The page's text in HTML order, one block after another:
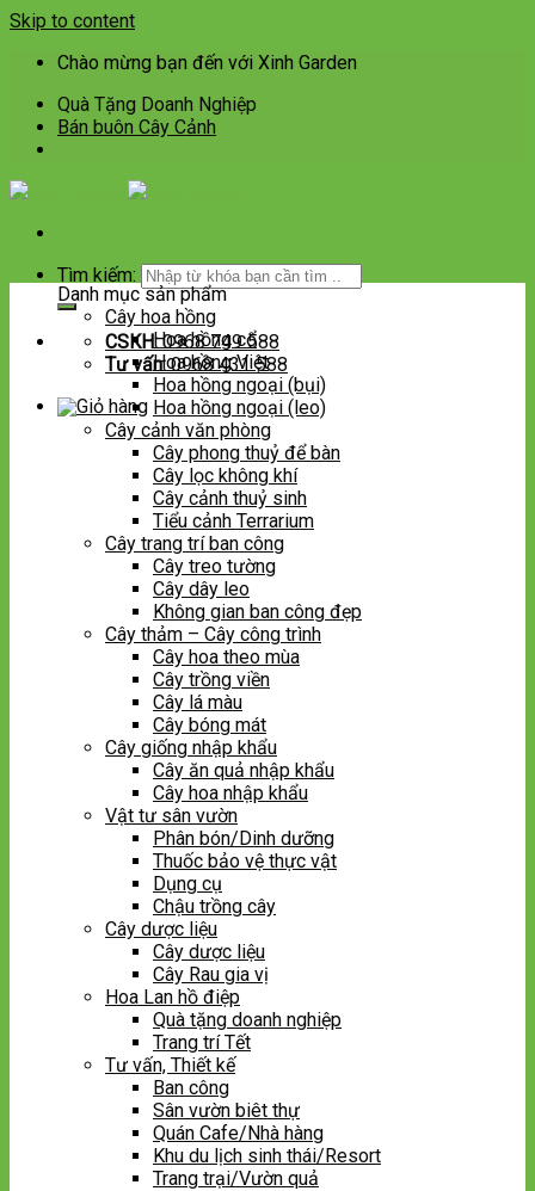
Skip to content
Chào mừng bạn đến với Xinh Garden
Quà Tặng Doanh Nghiệp
Bán buôn Cây Cảnh
Tìm kiếm:
CSKH:0968 749 588
Tư vấn:0968 431 588
Danh mục sản phẩm
Cây hoa hồng
Hoa hồng cổ
Hoa hồng Việt
Hoa hồng ngoại (bụi)
Hoa hồng ngoại (leo)
Cây cảnh văn phòng
Cây phong thuỷ để bàn
Cây lọc không khí
Cây cảnh thuỷ sinh
Tiểu cảnh Terrarium
Cây trang trí ban công
Cây treo tường
Cây dây leo
Không gian ban công đẹp
Cây thảm – Cây công trình
Cây hoa theo mùa
Cây trồng viền
Cây lá màu
Cây bóng mát
Cây giống nhập khẩu
Cây ăn quả nhập khẩu
Cây hoa nhập khẩu
Vật tư sân vườn
Phân bón/Dinh dưỡng
Thuốc bảo vệ thực vật
Dụng cụ
Chậu trồng cây
Cây dược liệu
Cây dược liệu
Cây Rau gia vị
Hoa Lan hồ điệp
Quà tặng doanh nghiệp
Trang trí Tết
Tư vấn, Thiết kế
Ban công
Sân vườn biêt thự
Quán Cafe/Nhà hàng
Khu du lịch sinh thái/Resort
Trang trại/Vườn quả